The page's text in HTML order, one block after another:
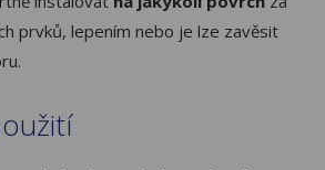
prvků, lepením nebo je lze zavěsit